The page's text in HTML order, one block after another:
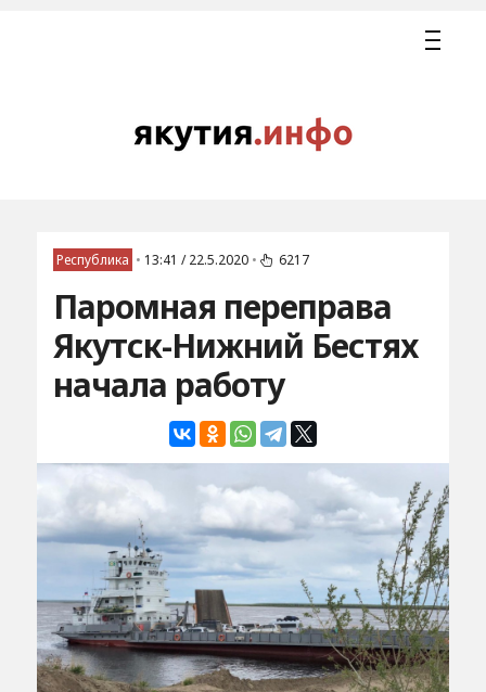
Республика • 13:41 / 22.5.2020 • 6217
Паромная переправа
Якутск-Нижний Бестях
начала работу